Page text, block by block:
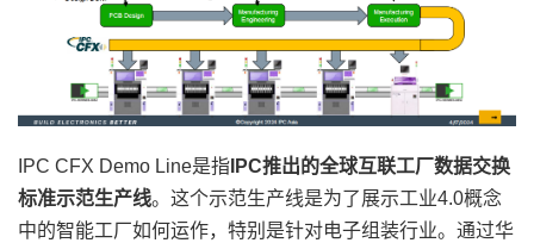
IPC CFX Demo Line是指 IPC推出的全球互联工厂数据交换
标准示范生产线。这个示范生产线是为了展示工业4.0概念
中的智能工厂如何运作，特别是针对电子组装行业。通过华